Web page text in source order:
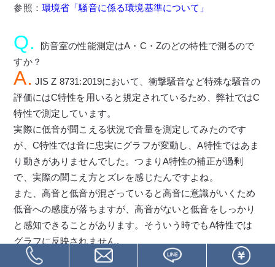
参照： 環境省「騒音に係る環境基準について」
Q.
防音室の性能測定はA・C・Zのどの特性で測るので
すか？
A. JIS Z 8731:2019において、衝撃騒音など特殊な騒音の
評価にはC特性を用いると規定されているため、弊社ではC
特性で測定しています。
実際に低音が聞こえる状況で音量を測定してみたのです
が、C特性では音に忠実にグラフが変動し、A特性ではあま
り動きがありませんでした。つまりA特性の補正が過剰
で、実際の聞こえ方とズレを感じたんですよね。
また、高音と低音が混ざっていると高音に意識がいくため
低音への感度が落ちますが、高音がないと低音をしっかり
と感知できることがあります。そういう時でもA特性では
グラフに反映されません。
A特性では補正が激しい低音域になると、場合によっては0